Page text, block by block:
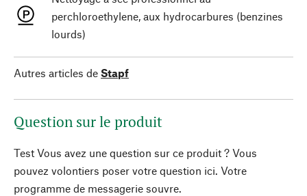
perchloroethylene, aux hydrocarbures (benzines
lourds)
Autres articles de Stapf
Question sur le produit
Test Vous avez une question sur ce produit ? Vous
pouvez volontiers poser votre question ici. Votre
programme de messagerie souvre.